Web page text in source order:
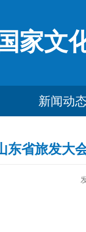
国家文
新闻动
东省旅发